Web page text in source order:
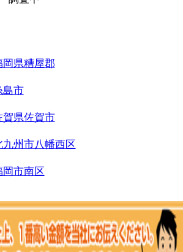
県佐賀市
市八幡西区
市南区